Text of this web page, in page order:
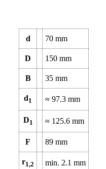
d 70mm
D 150mm
B 35mm
d1 ≈ 97.3mm
D1 ≈ 125.6mm
F 89mm
r1,2 min. 2.1mm